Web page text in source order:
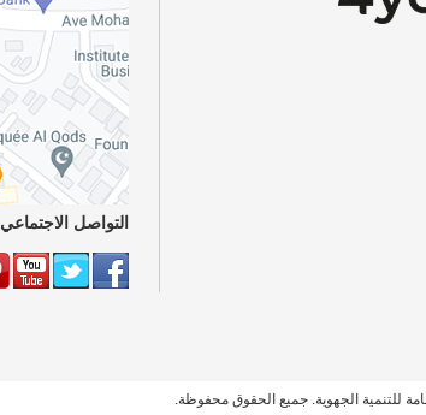
التواصل الاجتماعي